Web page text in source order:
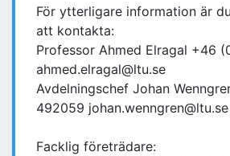
För ytterligare information är
att kontakta:
Professor Ahmed Elragal +46
ahmed.elragal@ltu.se
Avdelningschef Johan
492059 johan.wenngren@ltu.se
Facklig företrädare: